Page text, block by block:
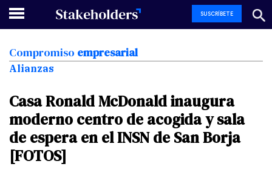
SUSCRÍBETE
Compromiso empresarial
Alianzas
CasaRonaldMcDonaldinaugura
moderno centro de acogiday sala
de espera en elINSN de SanBorja
[FOTOS]